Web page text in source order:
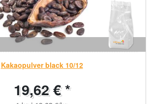
Kakaopulver black 10/12
19,62 € *